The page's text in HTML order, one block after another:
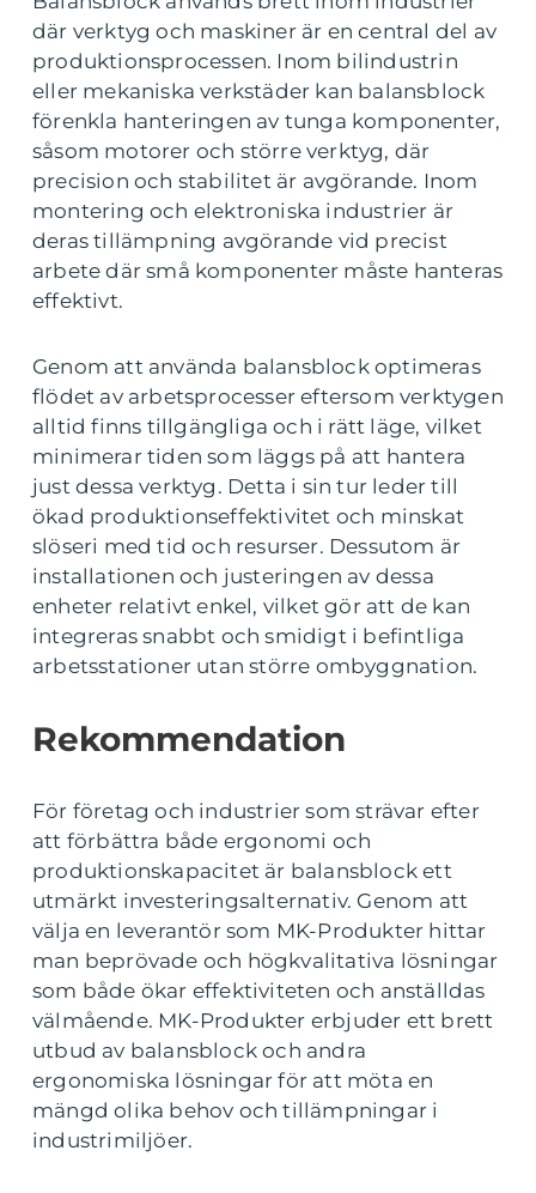
där verktyg och maskiner är en central del av
produktionsprocessen. Inom bilindustrin
eller mekaniska verkstäder kan balansblock
förenkla hanteringen av tunga komponenter,
såsom motorer och större verktyg, där
precision och stabilitet är avgörande. Inom
montering och elektroniska industrier är
deras tillämpning avgörande vid precist
arbete där små komponenter måste hanteras
effektivt.
Genom att använda balansblock optimeras
flödet av arbetsprocesser eftersom verktygen
alltid finns tillgängliga och i rätt läge, vilket
minimerar tiden som läggs på att hantera
just dessa verktyg. Detta i sin tur leder till
ökad produktionseffektivitet och minskat
slöseri med tid och resurser. Dessutom är
installationen och justeringen av dessa
enheter relativt enkel, vilket gör att de kan
integreras snabbt och smidigt i befintliga
arbetsstationer utan större ombyggnation.
Rekommendation
För företag och industrier som strävar efter
att förbättra både ergonomi och
produktionskapacitet är balansblock ett
utmärkt investeringsalternativ. Genom att
välja en leverantör som MK-Produkter hittar
man beprövade och högkvalitativa lösningar
som både ökar effektiviteten och anställdas
välmående. MK-Produkter erbjuder ett brett
utbud av balansblock och andra
ergonomiska lösningar för att möta en
mängd olika behov och tillämpningar i
industrimiljöer.